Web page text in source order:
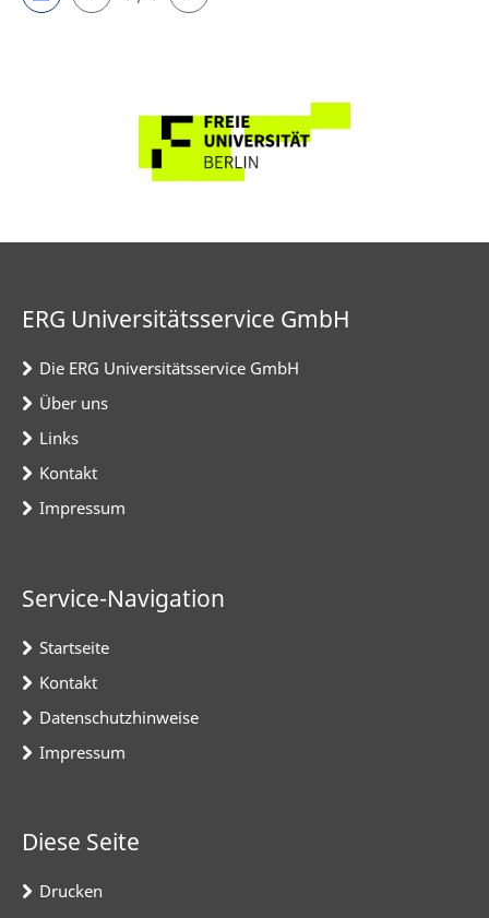
ERG Universitätsservice GmbH
Die ERG Universitätsservice GmbH
Über uns
Links
Kontakt
Impressum
Service-Navigation
Startseite
Kontakt
Datenschutzhinweise
Impressum
Diese Seite
Drucken